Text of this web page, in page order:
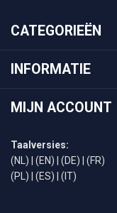
CATEGORIEËN
INFORMATIE
MIJN ACCOUNT
Taalversies:
(NL)
(EN) (DE)
(FR)
(PL)
(ES) (IT)